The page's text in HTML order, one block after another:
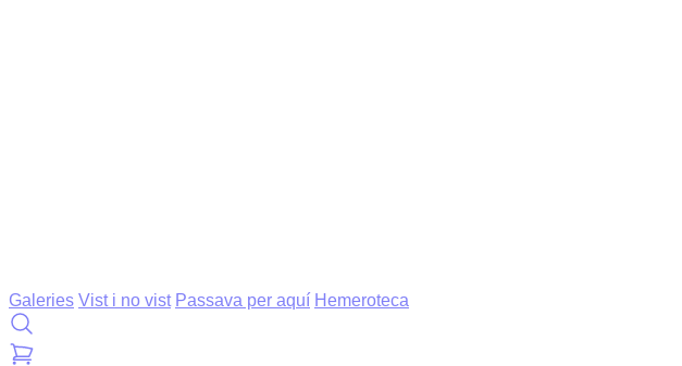
Galeries Vist i no vist Passava per aquí Hemeroteca